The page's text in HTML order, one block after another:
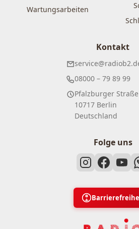
Wartungsarbeiten
Kontakt
08000 – 79 89 99
Pfalzburger
10717 Berlin
Deutschland
Folge uns